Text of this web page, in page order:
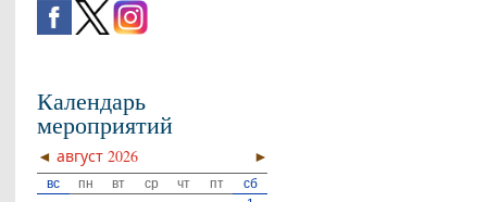
Календарь
мероприятий
◄ ►
август 2026
вс пн вт ср чт пт
сб